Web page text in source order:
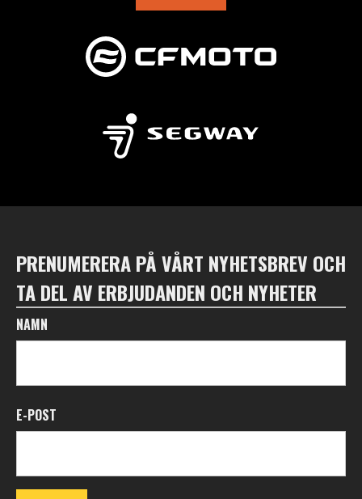
PRENUMERERA PÅ VÅRT NYHETSBREV OCH
TA DEL AV ERBJUDANDEN OCH NYHETER
NAMN
E-POST